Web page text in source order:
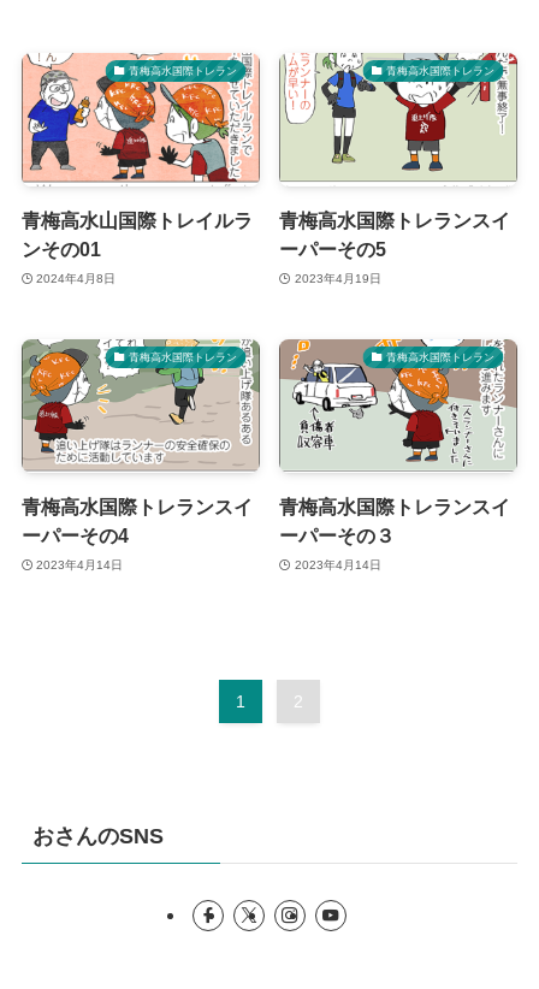
青梅高水国際トレラン
青梅高水山国際トレイルラ
ンその01
2024年4月8日
青梅高水国際トレラン
青梅高水国際トレランスイ
ーパーその5
2023年4月19日
青梅高水国際トレラン
青梅高水国際トレランスイ
ーパーその4
2023年4月14日
青梅高水国際トレラン
青梅高水国際トレランスイ
ーパーその３
2023年4月14日
1 2
おさんのSNS